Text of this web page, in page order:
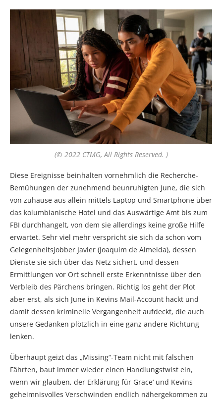
(© 2022 CTMG, All Rights Reserved. )
Diese Ereignisse beinhalten vornehmlich die Recherche-
Bemühungen der zunehmend beunruhigten June, die sich
von zuhause aus allein mittels Laptop und Smartphone über
das kolumbianische Hotel und das Auswärtige Amt bis zum
FBI durchhangelt, von dem sie allerdings keine große Hilfe
erwartet. Sehr viel mehr verspricht sie sich da schon vom
Gelegenheitsjobber Javier (Joaquim de Almeida), dessen
Dienste sie sich über das Netz sichert, und dessen
Ermittlungen vor Ort schnell erste Erkenntnisse über den
Verbleib des Pärchens bringen. Richtig los geht der Plot
aber erst, als sich June in Kevins Mail-Account hackt und
damit dessen kriminelle Vergangenheit aufdeckt, die auch
unsere Gedanken plötzlich in eine ganz andere Richtung
lenken.
Überhaupt geizt das „Missing“-Team nicht mit falschen
Fährten, baut immer wieder einen Handlungstwist ein,
wenn wir glauben, der Erklärung für Grace‘ und Kevins
geheimnisvolles Verschwinden endlich nähergekommen zu